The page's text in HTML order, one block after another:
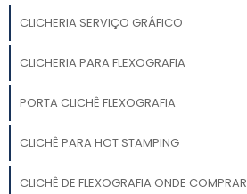
CLICHERIA SERVIÇO GRÁFICO
CLICHERIA PARA FLEXOGRAFIA
PORTA CLICHÊ FLEXOGRAFIA
CLICHÊ PARA HOT STAMPING
CLICHÊ DE FLEXOGRAFIA ONDE COMPRAR